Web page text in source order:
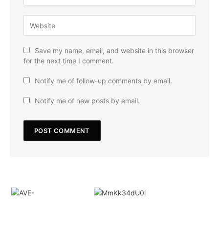
Save my name, email, and website in this browser
for the next time I comment.
Notify me of follow-up comments by email.
Notify me of new posts by email.